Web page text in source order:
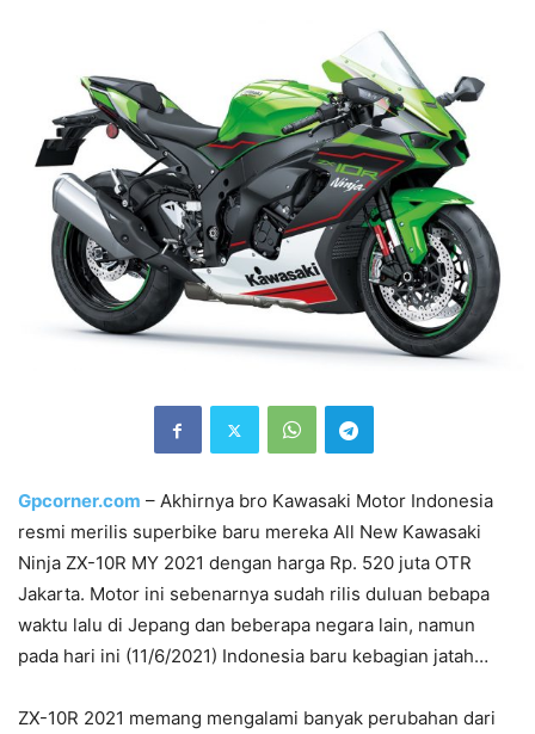
Gpcorner.com – Akhirnya bro Kawasaki Motor Indonesia
resmi merilis superbike baru mereka All New Kawasaki
Ninja ZX-10R MY 2021 dengan harga Rp. 520 juta OTR
Jakarta. Motor ini sebenarnya sudah rilis duluan bebapa
waktu lalu di Jepang dan beberapa negara lain, namun
pada hari ini (11/6/2021) Indonesia baru kebagian jatah…
ZX-10R 2021 memang mengalami banyak perubahan dari